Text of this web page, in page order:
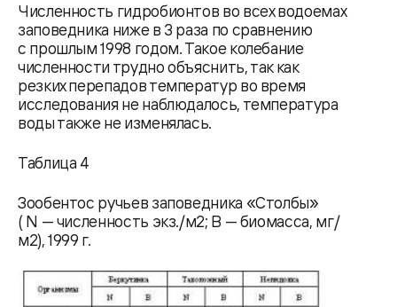
Численность гидробионтов во всех водоемах
заповедника ниже в 3 раза по сравнению
с прошлым 1998 годом. Такое колебание
численности трудно объяснить, так как
резких перепадов температур во время
исследования не наблюдалось, температура
воды также не изменялась.
Таблица 4
Зообентос ручьев заповедника «Столбы»
( N — численность экз./м2; B — биомасса, мг/
м2), 1999 г.